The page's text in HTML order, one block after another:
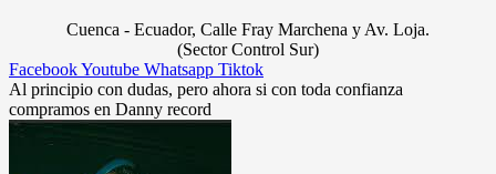
Cuenca - Ecuador, Calle Fray Marchena y Av. Loja.
(Sector Control Sur)
FacebookYoutube Whatsapp Tiktok
Al principio con dudas, pero ahora si con toda confianza
compramos en Danny record